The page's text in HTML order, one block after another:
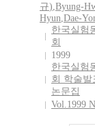
규),Byung-
Hyun,Dae-
한국실험
회
1999
한국실험
회 학술발
논문집
Vol.1999